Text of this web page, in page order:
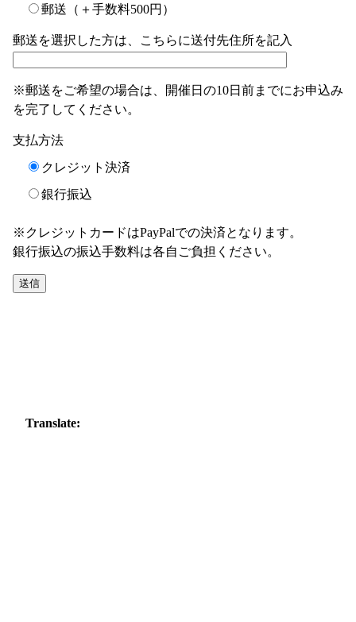
郵送（＋手数料500円）
郵送を選択した方は、こちらに送付先住所を記入
※郵送をご希望の場合は、開催日の10日前までにお申込み
を完了してください。
支払方法
クレジット決済
銀行振込
※クレジットカードはPayPalでの決済となります。
銀行振込の振込手数料は各自ご負担ください。
このフィールドは空のままにしてください。
Translate: